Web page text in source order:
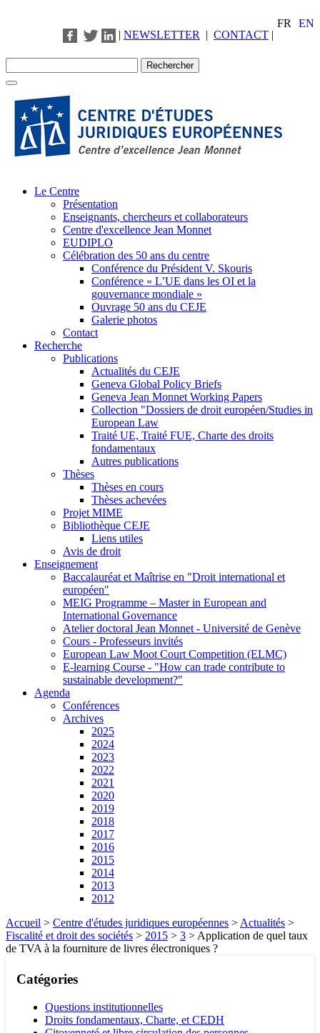
FR
EN
| NEWSLETTER | CONTACT |
Le Centre
Présentation
Enseignants, chercheurs et collaborateurs
Centre d'excellence Jean Monnet
EUDIPLO
Célébration des 50 ans du centre
Conférence du Président V. Skouris
Conférence « L’UE dans les OI et la
gouvernance mondiale »
Ouvrage 50 ans du CEJE
Galerie photos
Contact
Recherche
Publications
Actualités du CEJE
Geneva Global Policy Briefs
Geneva Jean Monnet Working Papers
Collection "Dossiers de droit européen/Studies in
European Law
Traité UE, Traité FUE, Charte des droits
fondamentaux
Autres publications
Thèses
Thèses en cours
Thèses achevées
Projet MIME
Bibliothèque CEJE
Liens utiles
Avis de droit
Enseignement
Baccalauréat et Maîtrise en "Droit international et
européen"
MEIG Programme – Master in European and
International Governance
Atelier doctoral Jean Monnet - Université de Genève
Cours - Professeurs invités
European Law Moot Court Competition (ELMC)
E-learning Course - "How can trade contribute to
sustainable development?"
Agenda
Conférences
Archives
2025
2024
2023
2022
2021
2020
2019
2018
2017
2016
2015
2014
2013
2012
Accueil > Centre d'études juridiques européennes > Actualités >
Fiscalité et droit des sociétés > 2015 > 3 > Application de quel taux
de TVA à la fourniture de livres électroniques ?
Catégories
Questions institutionnelles
Droits fondamentaux, Charte, et CEDH